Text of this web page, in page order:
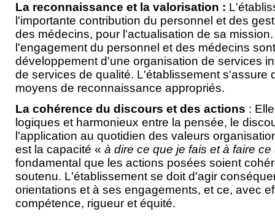
La reconnaissance et la valorisation :
l'importante contribution du personnel et des
des médecins, pour l'actualisation de sa
l'engagement du personnel et des médecins
développement d'une organisation de services
de services de qualité. L'établissement s'assure
moyens de reconnaissance appropriés.
La cohérence du discours et des actions :
logiques et harmonieux entre la pensée, le
l'application au quotidien des valeurs
est la capacité « à dire ce que je fais et à faire ce
fondamental que les actions posées soient
soutenu. L'établissement se doit d'agir
orientations et à ses engagements, et ce, avec
compétence, rigueur et équité.